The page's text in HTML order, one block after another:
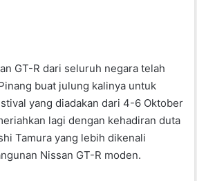
GT-R dari seluruh negara telah
buat julung kalinya untuk
yang diadakan dari 4-6 Oktober
lagi dengan kehadiran duta
Tamura yang lebih dikenali
Nissan GT-R moden.